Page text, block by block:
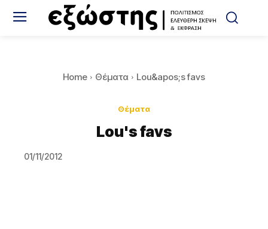
Home Θέματα Lou&apos;s favs
Θέματα
Lou's favs
01/11/2012